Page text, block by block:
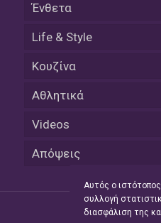
Ένθετα
Life & Style
Κουζίνα
Αθλητικά
Videos
Απόψεις
Αυτός ο
συλλογή
διασφάλιση της